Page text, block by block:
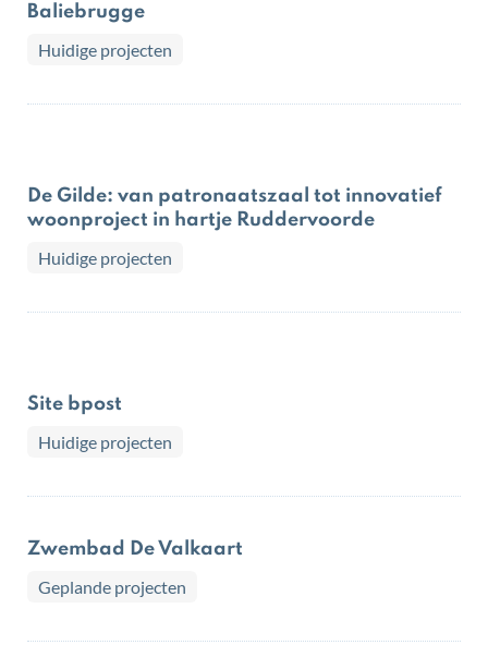
Baliebrugge
Huidige projecten
De Gilde: van patronaatszaal tot innovatief
woonproject in hartje Ruddervoorde
Huidige projecten
Site bpost
Huidige projecten
Zwembad De Valkaart
Geplande projecten